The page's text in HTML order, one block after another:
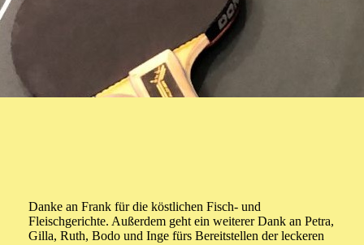
Danke an Frank für die köstlichen Fisch- und
Fleischgerichte. Außerdem geht ein weiterer Dank an Petra,
Gilla, Ruth, Bodo und Inge fürs Bereitstellen der leckeren